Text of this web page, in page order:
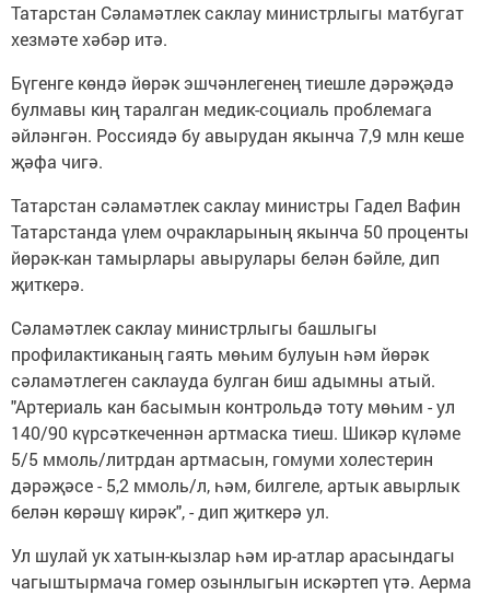
Татарстан Сәламәтлек саклау министрлыгы матбугат
хезмәте хәбәр итә.
Бүгенге көндә йөрәк эшчәнлегенең тиешле дәрәҗәдә
булмавы киң таралган медик-социаль проблемага
әйләнгән. Россиядә бу авырудан якынча 7,9 млн кеше
җәфа чигә.
Татарстан сәламәтлек саклау министры Гадел Вафин
Татарстанда үлем очракларының якынча 50 проценты
йөрәк-кан тамырлары авырулары белән бәйле, дип
җиткерә.
Сәламәтлек саклау министрлыгы башлыгы
профилактиканың гаять мөһим булуын һәм йөрәк
сәламәтлеген саклауда булган биш адымны атый.
"Артериаль кан басымын контрольдә тоту мөһим - ул
140/90 күрсәткеченнән артмаска тиеш. Шикәр күләме
5/5 ммоль/литрдан артмасын, гомуми холестерин
дәрәҗәсе - 5,2 ммоль/л, һәм, билгеле, артык авырлык
белән көрәшү кирәк", - дип җиткерә ул.
Ул шулай ук хатын-кызлар һәм ир-атлар арасындагы
чагыштырмача гомер озынлыгын искәртеп үтә. Аерма